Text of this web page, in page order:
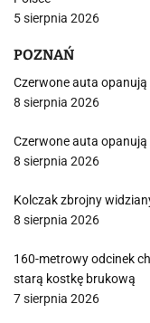
5 sierpnia 2026
POZNAŃ
Czerwone auta
8 sierpnia 2026
Czerwone auta
8 sierpnia 2026
Kolczak zbrojny
8 sierpnia 2026
160-metrowy odcinek
starą kostkę brukową
7 sierpnia 2026